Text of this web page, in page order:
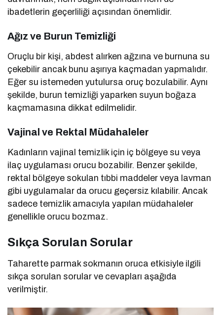
ibadetlerin geçerliliği açısından önemlidir.
Ağız ve Burun Temizliği
Oruçlu bir kişi, abdest alırken ağzına ve burnuna su
çekebilir ancak bunu aşırıya kaçmadan yapmalıdır.
Eğer su istemeden yutulursa oruç bozulabilir. Aynı
şekilde, burun temizliği yaparken suyun boğaza
kaçmamasına dikkat edilmelidir.
Vajinal ve Rektal Müdahaleler
Kadınların vajinal temizlik için iç bölgeye su veya
ilaç uygulaması orucu bozabilir. Benzer şekilde,
rektal bölgeye sokulan tıbbi maddeler veya lavman
gibi uygulamalar da orucu geçersiz kılabilir. Ancak
sadece temizlik amacıyla yapılan müdahaleler
genellikle orucu bozmaz.
Sıkça Sorulan Sorular
Taharette parmak sokmanın oruca etkisiyle ilgili
sıkça sorulan sorular ve cevapları aşağıda
verilmiştir.